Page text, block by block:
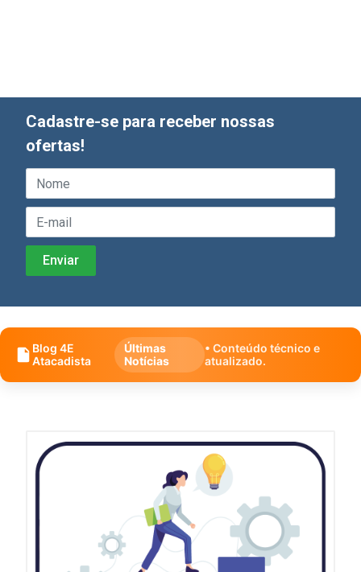
Cadastre-se para receber nossas
ofertas!
Blog 4E
Atacadista
Últimas
Notícias
• Conteúdo técnico e
atualizado.